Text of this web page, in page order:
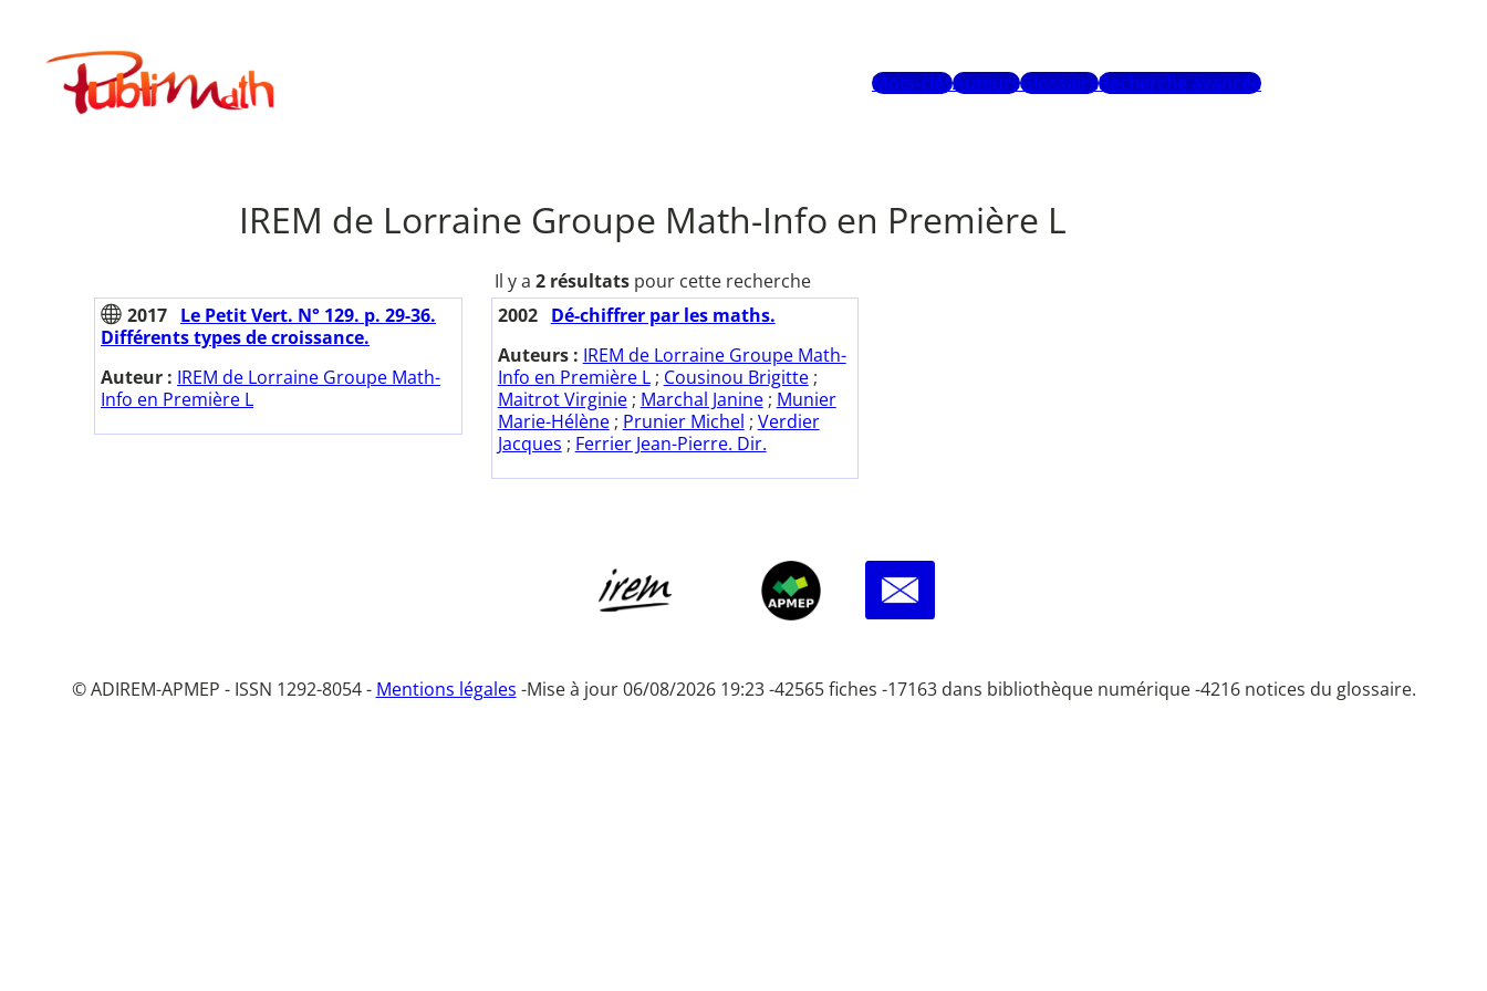
contenuPublimath
Mots-clésAuteursGlossaireRecherche avancée
IREM de Lorraine Groupe Math-Info en Première L
Il y a 2 résultats pour cette recherche
2017 Le Petit Vert. N° 129. p. 29-36.
Différents types de croissance.
Auteur : IREM de Lorraine Groupe Math-
Info en Première L
2002
Dé-chiffrer par les maths.
Auteurs : IREM de Lorraine Groupe Math-
Info en Première L; Cousinou Brigitte;
Maitrot Virginie; Marchal Janine; Munier
Marie-Hélène; Prunier Michel ; Verdier
Jacques ; Ferrier Jean-Pierre. Dir.
© ADIREM-APMEP - ISSN 1292-8054 - Mentions légales -Mise à jour 06/08/2026 19:23 -42565 fiches -17163 dans bibliothèque numérique -4216 notices du glossaire.